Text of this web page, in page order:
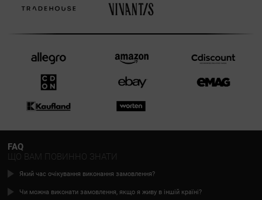
FAQ
ЩО ВАМ ПОВИННО ЗНАТИ
Який час очікування виконання замовлення?
Чи можна виконати замовлення, якщо я живу в іншій країні?